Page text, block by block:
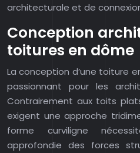
architecturale et de
Conception
toitures en dôme
La conception d’une toiture
passionnant pour les
Contrairement aux toits
exigent une approche
forme curviligne
approfondie des forces